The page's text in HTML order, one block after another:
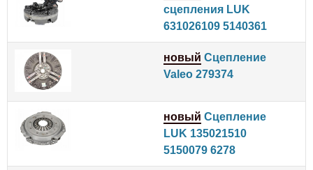
сцепления LUK
631026109 5140361
новый Сцепление
Valeo 279374
новый Сцепление
LUK 135021510
5150079 6278